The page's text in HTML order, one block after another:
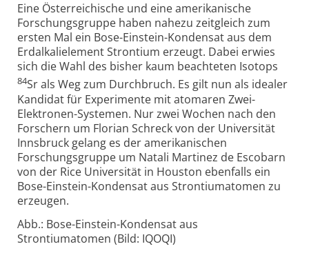
Eine Österreichische und eine amerikanische
Forschungsgruppe haben nahezu zeitgleich zum
ersten Mal ein Bose-Einstein-Kondensat aus dem
Erdalkalielement Strontium erzeugt. Dabei erwies
sich die Wahl des bisher kaum beachteten Isotops
84Sr als Weg zum Durchbruch. Es gilt nun als idealer
Kandidat für Experimente mit atomaren Zwei-
Elektronen-Systemen. Nur zwei Wochen nach den
Forschern um Florian Schreck von der Universität
Innsbruck gelang es der amerikanischen
Forschungsgruppe um Natali Martinez de Escobarn
von der Rice Universität in Houston ebenfalls ein
Bose-Einstein-Kondensat aus Strontiumatomen zu
erzeugen.
Abb.: Bose-Einstein-Kondensat aus
Strontiumatomen (Bild: IQOQI)